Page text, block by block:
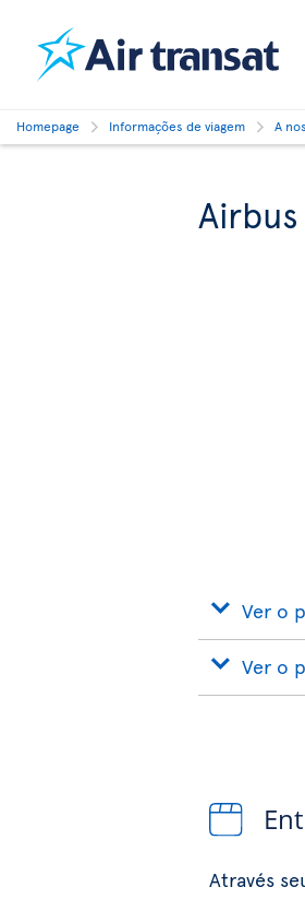
Homepage Informações de viagem A
Ver o
Ver o
Através